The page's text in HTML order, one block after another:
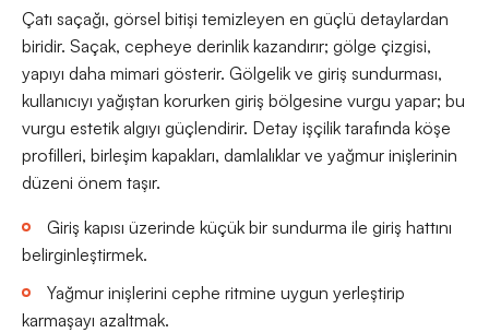
Çatı saçağı, görsel bitişi temizleyen en güçlü detaylardan
biridir. Saçak, cepheye derinlik kazandırır; gölge çizgisi,
yapıyı daha mimari gösterir. Gölgelik ve giriş sundurması,
kullanıcıyı yağıştan korurken giriş bölgesine vurgu yapar; bu
vurgu estetik algıyı güçlendirir. Detay işçilik tarafında köşe
profilleri, birleşim kapakları, damlalıklar ve yağmur inişlerinin
düzeni önem taşır.
Giriş kapısı üzerinde küçük bir sundurma ile giriş hattını
belirginleştirmek.
Yağmur inişlerini cephe ritmine uygun yerleştirip
karmaşayı azaltmak.